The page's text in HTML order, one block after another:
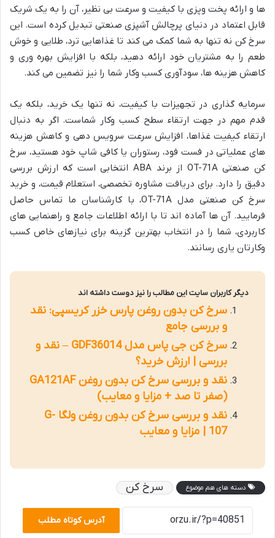
ها و ارائه پخت وپزی با کیفیت و سرعت بی نظیر، آن را به یک شریک
قابل اعتماد در دنیای پرچالش آشپزی صنعتی تبدیل کرده است. این
سرخ کن نه تنها به شما کمک می کند تا غذاهایی ترد، طلایی و خوش
طعم را به مشتریان خود ارائه دهید، بلکه با افزایش بهره وری و
کاهش هزینه ها، سودآوری کسب وکار شما را نیز تضمین می کند.
سرمایه گذاری در تجهیزات با کیفیت، نه تنها یک خرید، بلکه یک
قدم مهم در جهت ارتقاء سطح کسب وکار شماست. اگر به دنبال
ارتقاء کیفیت غذاها، افزایش سرعت سرویس دهی و کاهش هزینه
های عملیاتی در فست فود، رستوران یا کافی شاپ خود هستید، سرخ
کن صنعتی OT-71A از برند ABA انتخابی است که ارزش بررسی
دقیق را دارد. برای دریافت مشاوره تخصصی، استعلام قیمت، و خرید
سرخ کن صنعتی مدل OT-71A، با کارشناسان ما تماس حاصل
فرمایید. آن ها آماده اند تا با ارائه اطلاعات جامع و راهنمایی های
کاربردی، شما را در انتخاب بهترین گزینه برای نیازهای خاص کسب
وکارتان یاری رسانند.
دیگر کاربران سایت این مطالب را نیز دوست داشته اند
سرخ کن بدون روغن پارس خزر کریسپی: نقد
و بررسی جامع
سرخ کن جی پاس مدل GDF36014 – نقد و
بررسی | ارزش خرید؟
نقد و بررسی سرخ کن بدون روغن GA121AF
(صفر تا صد + مزایا و معایب)
نقد و بررسی سرخ کن بدون روغن ولگا G-
107 | مزایا و معایب
دسته های هم موضوع سرخ کن
آدرس کوتاه مطلب